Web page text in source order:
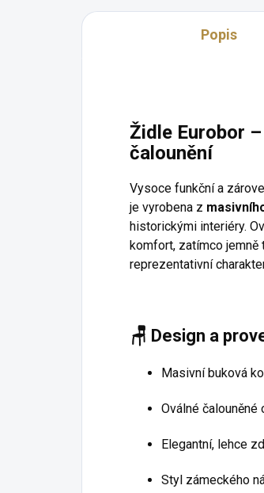
Popis
Židle Eurobor
čalounění
Vysoce funkční a
je vyrobena z
historickými interiéry.
komfort, zatímco
reprezentativní
🪑 Design a
Masivní buková
Oválné čalouněné
Elegantní, lehce
Styl zámeckého